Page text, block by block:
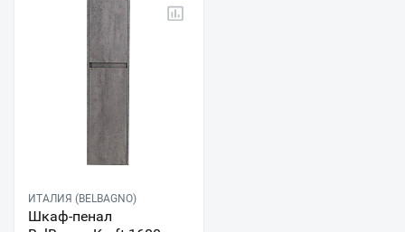
ИТАЛИЯ (BELBAGNO)
Шкаф-пенал